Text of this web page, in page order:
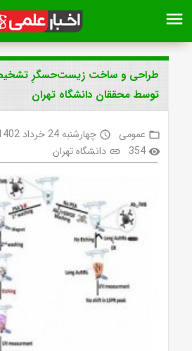
menu
طراحی و ساخت زیست‌حسگرِ
توسط محققان دانشگاه تهران
folder_open عمومی access_time چهارشنبه 24 خرداد 1402 ساعت 5:6
visibility
354
link دانشگاه تهران